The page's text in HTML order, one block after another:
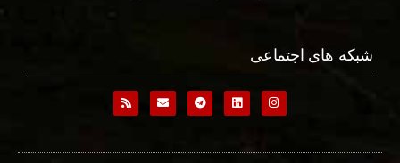
شبکه های اجتماعی